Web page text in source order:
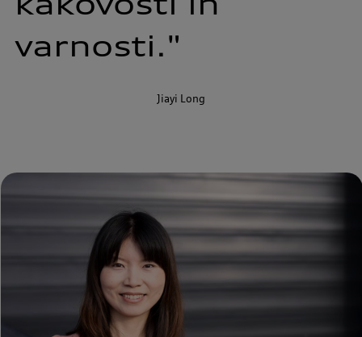
varnosti."
Jiayi Long